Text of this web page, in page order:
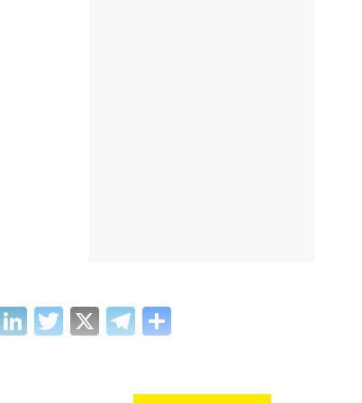
LinkedIn
Twitter
X Telegram